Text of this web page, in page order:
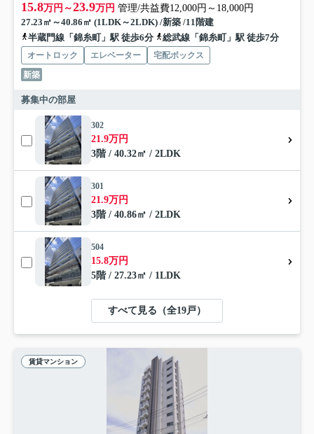
15.8万円～23.9万円 管理/共益費12,000円～18,000円
27.23㎡～40.86㎡ (1LDK～2LDK) /新築 /11階建
半蔵門線「錦糸町」駅 徒歩6分
総武線「錦糸町」駅 徒歩7分
オートロック エレベーター
宅配ボックス
新築
募集中の部屋
302
21.9万円
3階 / 40.32㎡ / 2LDK
301
21.9万円
3階 / 40.86㎡ / 2LDK
504
15.8万円
5階 / 27.23㎡ / 1LDK
すべて見る（全19戸）
賃貸マンション